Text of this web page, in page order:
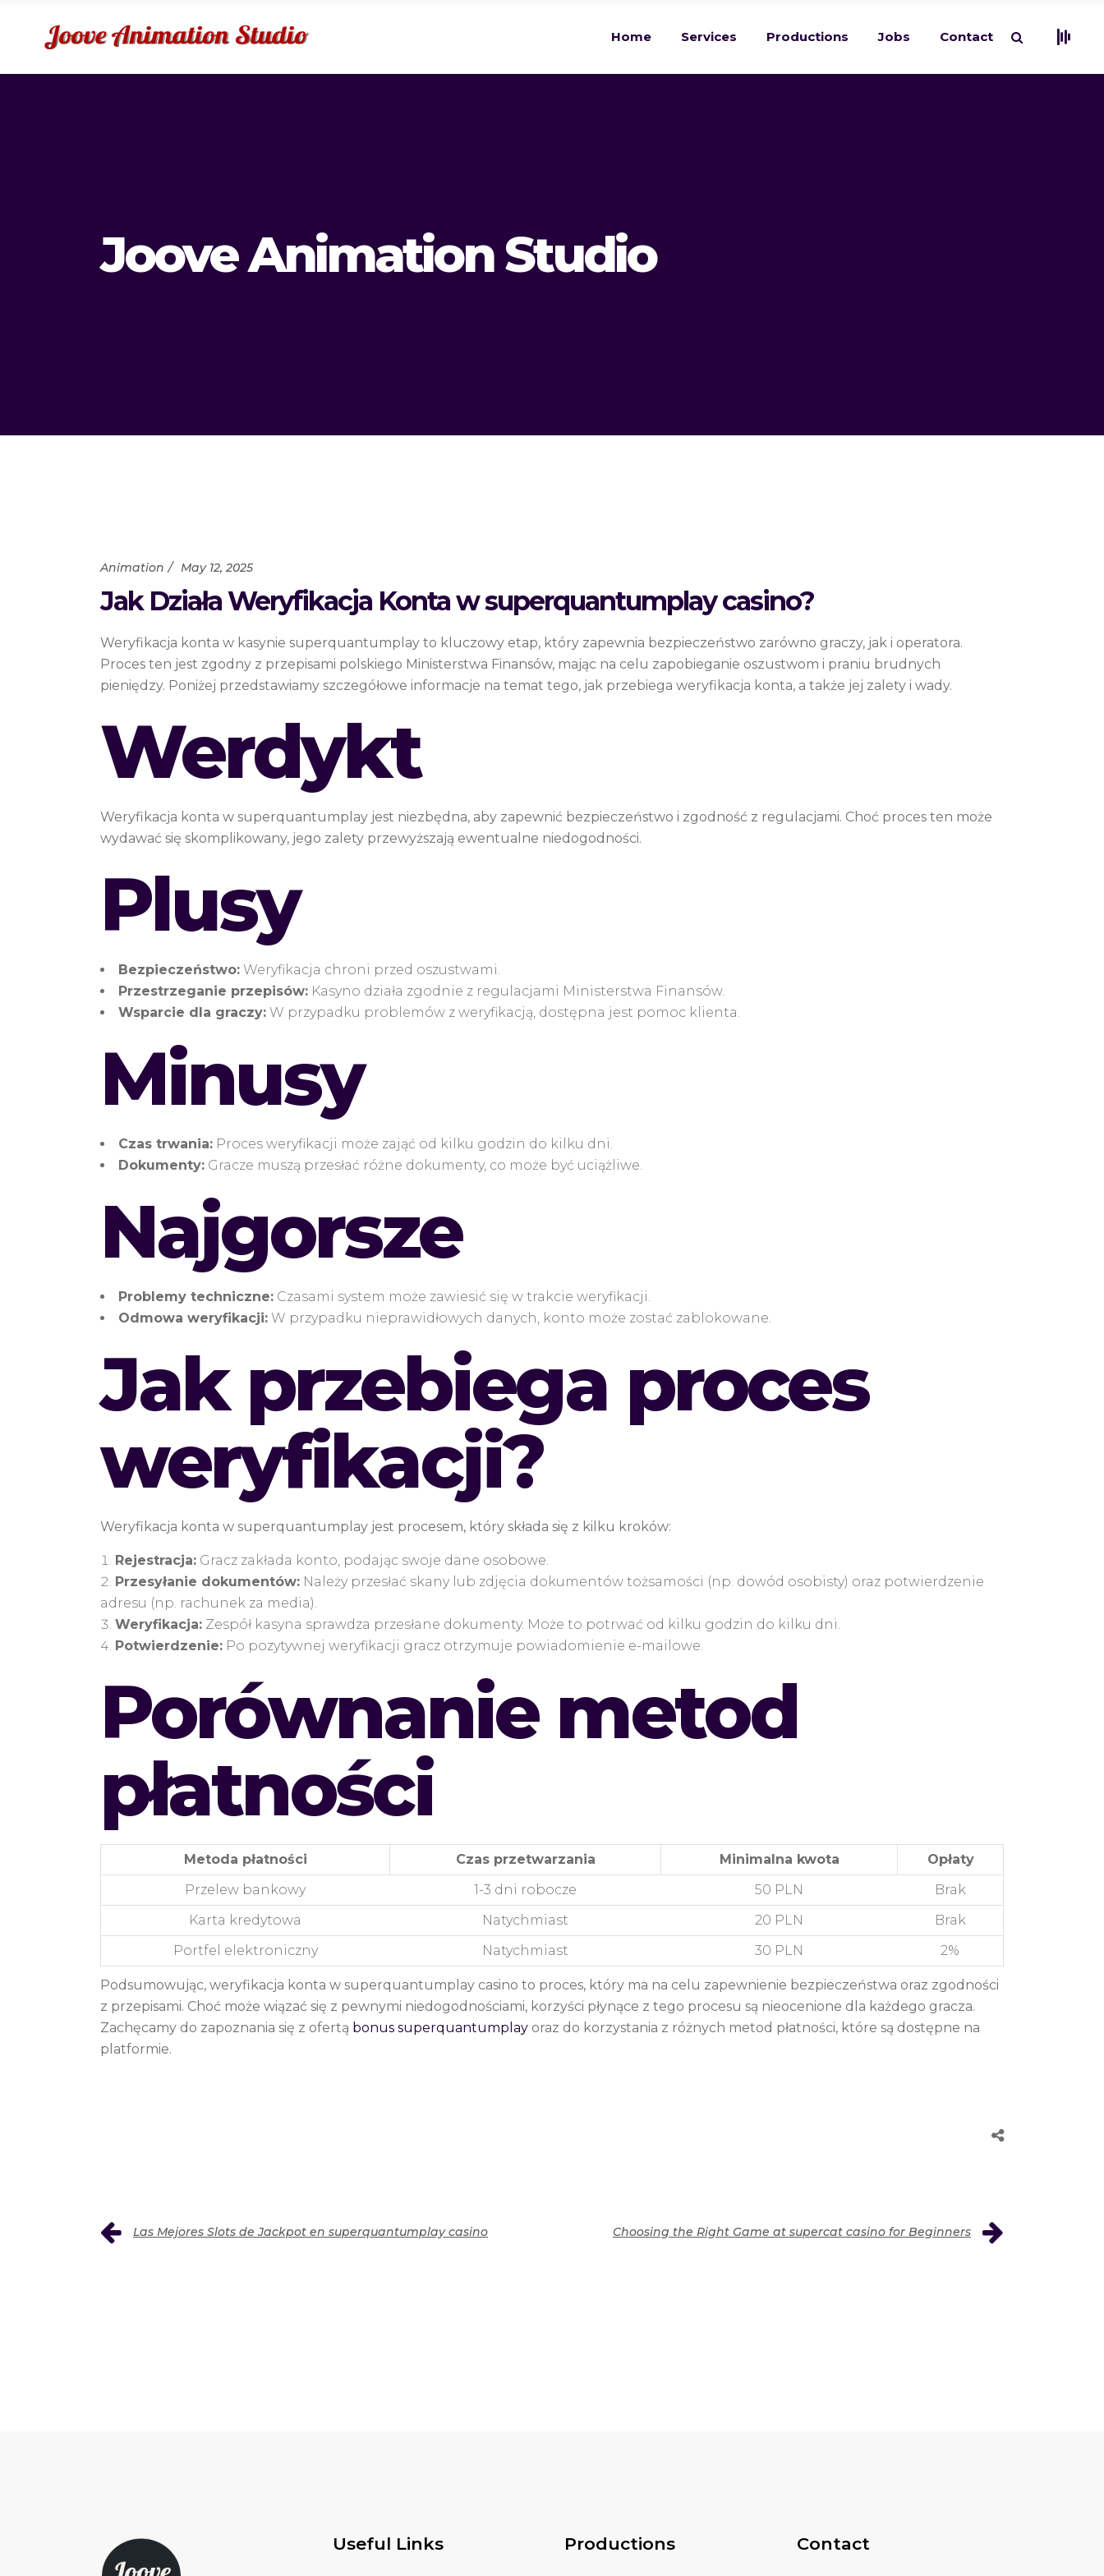
Home Services Productions Jobs Contact
Joove Animation Studio
Animation May 12, 2025
Jak Działa Weryfikacja Konta w superquantumplay casino?
Weryfikacja konta w kasynie superquantumplay to kluczowy etap, który zapewnia bezpieczeństwo zarówno graczy, jak i operatora.
Proces ten jest zgodny z przepisami polskiego Ministerstwa Finansów, mając na celu zapobieganie oszustwom i praniu brudnych
pieniędzy. Poniżej przedstawiamy szczegółowe informacje na temat tego, jak przebiega weryfikacja konta, a także jej zalety i wady.
Werdykt
Weryfikacja konta w superquantumplay jest niezbędna, aby zapewnić bezpieczeństwo i zgodność z regulacjami. Choć proces ten może
wydawać się skomplikowany, jego zalety przewyższają ewentualne niedogodności.
Plusy
Bezpieczeństwo: Weryfikacja chroni przed oszustwami.
Przestrzeganie przepisów: Kasyno działa zgodnie z regulacjami Ministerstwa Finansów.
Wsparcie dla graczy: W przypadku problemów z weryfikacją, dostępna jest pomoc klienta.
Minusy
Czas trwania: Proces weryfikacji może zająć od kilku godzin do kilku dni.
Dokumenty: Gracze muszą przesłać różne dokumenty, co może być uciążliwe.
Najgorsze
Problemy techniczne: Czasami system może zawiesić się w trakcie weryfikacji.
Odmowa weryfikacji: W przypadku nieprawidłowych danych, konto może zostać zablokowane.
Jak przebiega proces
weryfikacji?
Weryfikacja konta w superquantumplay jest procesem, który składa się z kilku kroków:
Rejestracja: Gracz zakłada konto, podając swoje dane osobowe.
Przesyłanie dokumentów: Należy przesłać skany lub zdjęcia dokumentów tożsamości (np. dowód osobisty) oraz potwierdzenie
adresu (np. rachunek za media).
Weryfikacja: Zespół kasyna sprawdza przesłane dokumenty. Może to potrwać od kilku godzin do kilku dni.
Potwierdzenie: Po pozytywnej weryfikacji gracz otrzymuje powiadomienie e-mailowe.
Porównanie metod
płatności
Metoda płatności Czas przetwarzania Minimalna kwota
Opłaty
Przelew bankowy
1-3 dni robocze 50 PLN
Brak
Karta kredytowa
Natychmiast 20 PLN
Brak
Portfel elektroniczny
Natychmiast 30 PLN 2%
Podsumowując, weryfikacja konta w superquantumplay casino to proces, który ma na celu zapewnienie bezpieczeństwa oraz zgodności
z przepisami. Choć może wiązać się z pewnymi niedogodnościami, korzyści płynące z tego procesu są nieocenione dla każdego gracza.
Zachęcamy do zapoznania się z ofertą bonus superquantumplay oraz do korzystania z różnych metod płatności, które są dostępne na
platformie.
Las Mejores Slots de Jackpot en superquantumplay casino Choosing the Right Game at supercat casino for Beginners
Useful Links Productions Contact